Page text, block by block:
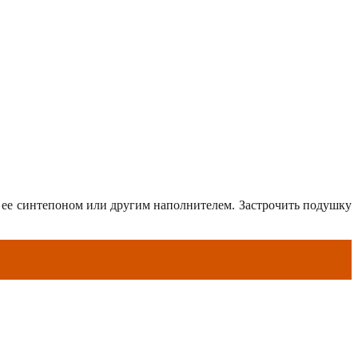
синтепоном или другим наполнителем. Застрочить подушку